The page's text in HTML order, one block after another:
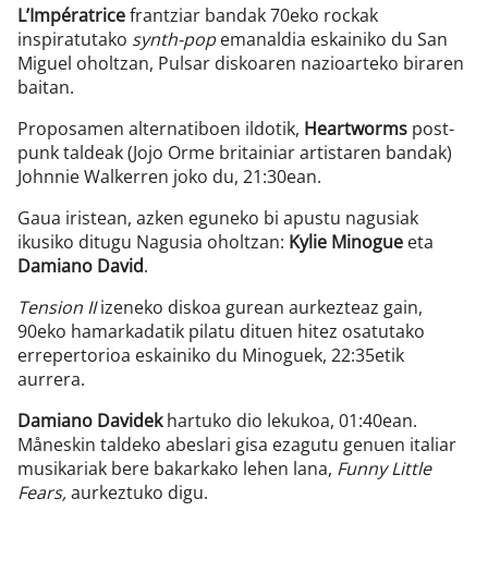
L’Impératricefrantziar bandak 70eko rockak
inspiratutako synth-popemanaldia eskainiko du San
Miguel oholtzan, Pulsar diskoaren nazioarteko biraren
baitan.
Proposamen alternatiboen ildotik, Heartworms post-
punk taldeak (Jojo Orme britainiar artistaren bandak)
Johnnie Walkerren joko du, 21:30ean.
Gaua iristean, azken eguneko bi apustu nagusiak
ikusiko ditugu Nagusia oholtzan: Kylie Minogue eta
Damiano David.
Tension IIizeneko diskoa gurean aurkezteaz gain,
90eko hamarkadatik pilatu dituen hitez osatutako
errepertorioa eskainiko du Minoguek, 22:35etik
aurrera.
Damiano Davidekhartuko dio lekukoa, 01:40ean.
Måneskin taldeko abeslari gisa ezagutu genuen italiar
musikariak bere bakarkako lehen lana, Funny Little
Fears,aurkeztuko digu.